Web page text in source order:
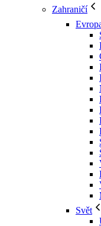
Zahraničí
Svět